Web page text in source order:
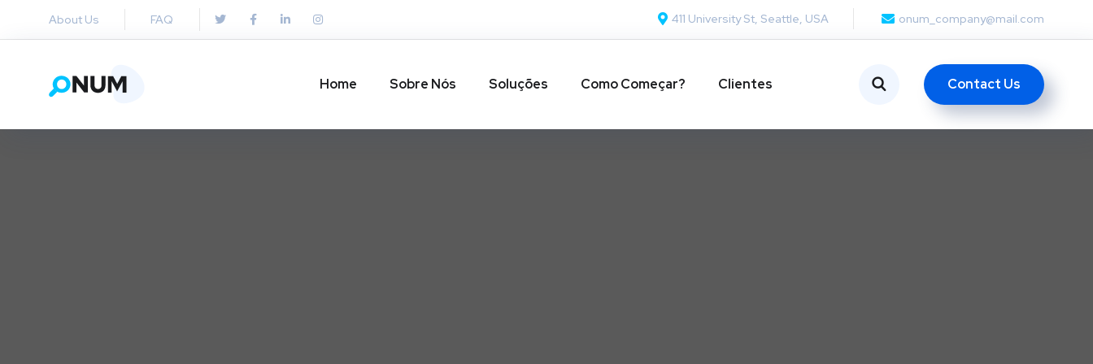
About Us FAQ 411 University St, Seattle, USA onum_company@mail.com
Home Sobre Nós Soluções Como Começar? Clientes Contact Us